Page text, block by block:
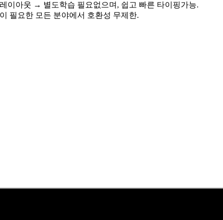
이아웃 → 별도학습 필요없으며, 쉽고 빠른 타이핑가능.
필요한 모든 분야에서 호환성 무제한.